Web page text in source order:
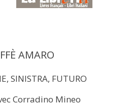
AMARO
SINISTRA, FUTURO
Corradino Mineo